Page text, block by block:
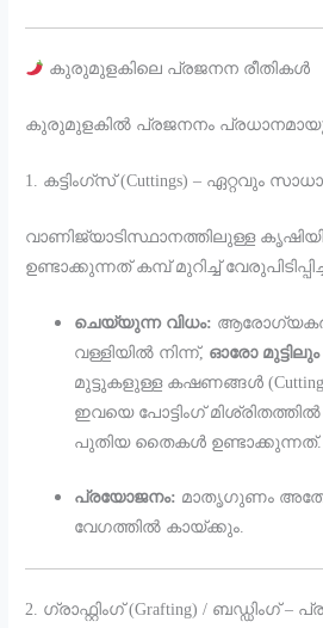
കുരുമുളകിലെ പ്രജനന രീതികൾ
കുരുമുളകിൽ പ്രജനനം പ്രധാനമായും
1. കട്ടിംഗ്‌സ് (Cuttings) – ഏറ്റവും
വാണിജ്യാടിസ്ഥാനത്തിലുള്ള
ഉണ്ടാക്കുന്നത് കമ്പ് മുറിച്ച്
ചെയ്യുന്ന വിധം:
വള്ളിയിൽ നിന്ന്, ഓരോ
മുട്ടുകളുള്ള കഷണങ്ങൾ
ഇവയെ പോട്ടിംഗ് മിശ്രിതത്തിൽ
പുതിയ തൈകൾ ഉണ്ടാക്കുന്നത്.
പ്രയോജനം: മാതൃഗുണം
വേഗത്തിൽ കായ്ക്കും.
2. ഗ്രാഫ്റ്റിംഗ് (Grafting) / ബഡ്ഡിംഗ് –